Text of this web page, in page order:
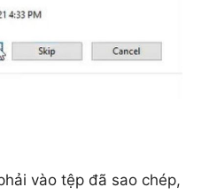
vào tệp đã sao chép,